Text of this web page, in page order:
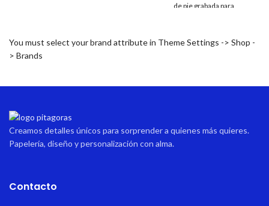
eventos navideños.
de pie grabada para
Color:Rosa suave, perfecto
Uso:Ideal como recuerdo,
Tamaño práctico:
Se adapta a
estantes, paredes o como
parte de un marco de fotos.
You must select your brand attribute in Theme Settings -> Shop -
> Brands
Creamos detalles únicos para sorprender a quienes más quieres.
Papelería, diseño y personalización con alma.
Contacto